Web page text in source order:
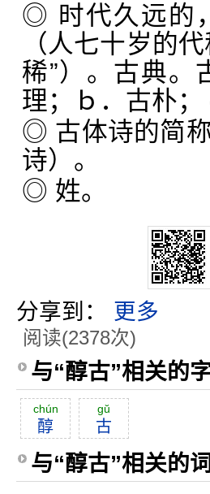
◎ 时代久远的
（人七十岁的
稀”）。古典。
理；ｂ．古朴
◎ 古体诗的简
诗）。
◎ 姓。
分享到： 更多
阅读(2378次)
与“醇古”相关的
chún
醇
gŭ
古
与“醇古”相关的